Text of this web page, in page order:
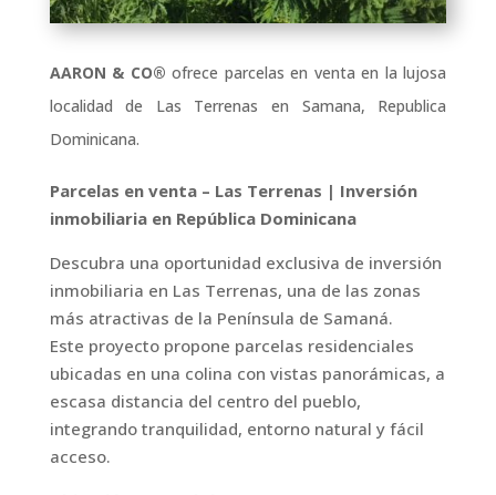
AARON & CO® ofrece parcelas en venta en la lujosa
localidad de Las Terrenas en Samana, Republica
Dominicana.
Parcelas en venta – Las Terrenas | Inversión
inmobiliaria en República Dominicana
Descubra una oportunidad exclusiva de inversión
inmobiliaria en Las Terrenas, una de las zonas
más atractivas de la Península de Samaná.
Este proyecto propone parcelas residenciales
ubicadas en una colina con vistas panorámicas, a
escasa distancia del centro del pueblo,
integrando tranquilidad, entorno natural y fácil
acceso.